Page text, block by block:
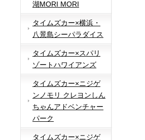
湖MORI MORI
タイムズカー×横浜・
八景島シーパラダイス
タイムズカー×スパリ
ゾートハワイアンズ
タイムズカー×ニジゲ
ンノモリ クレヨンしん
ちゃんアドベンチャー
パーク
タイムズカー×ニジゲ